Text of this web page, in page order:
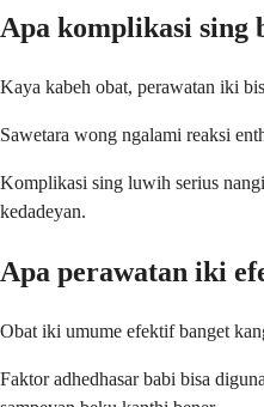
Apa komplikasi sing
Kaya kabeh obat, perawatan iki
Sawetara wong ngalami reaksi
Komplikasi sing luwih serius
kedadeyan.
Apa perawatan iki
Obat iki umume efektif banget
Faktor adhedhasar babi bisa